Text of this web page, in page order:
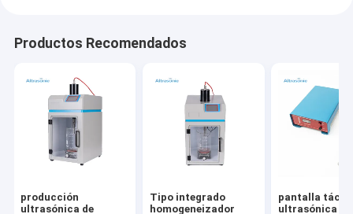
Productos Recomendados
producción
ultrasónica de
Tipo integrado
homogeneizador
pantalla táctil
ultrasónica